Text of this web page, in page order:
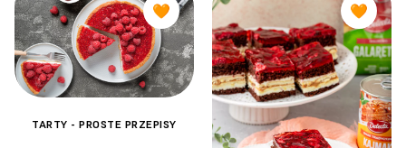
🧡
TARTY - PROSTE PRZEPISY
🧡